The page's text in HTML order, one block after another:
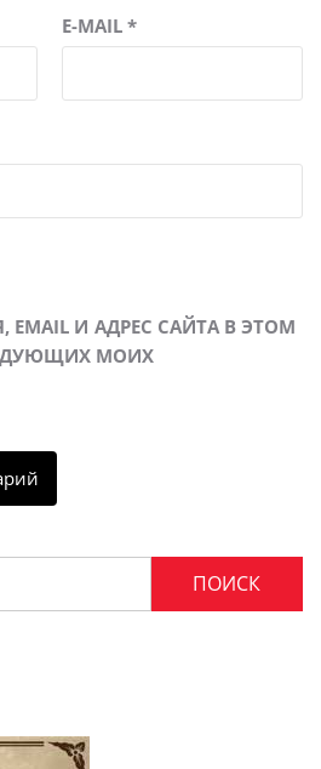
E-MAIL*
И АДРЕС САЙТА В ЭТОМ
МОИХ